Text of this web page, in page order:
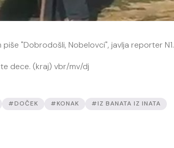
"Dobrodošli, Nobelovci", javlja reporter N1.
dece. (kraj) vbr/mv/dj
#DOČEK #KONAK #IZ BANATA IZ INATA